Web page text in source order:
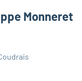
Monneret